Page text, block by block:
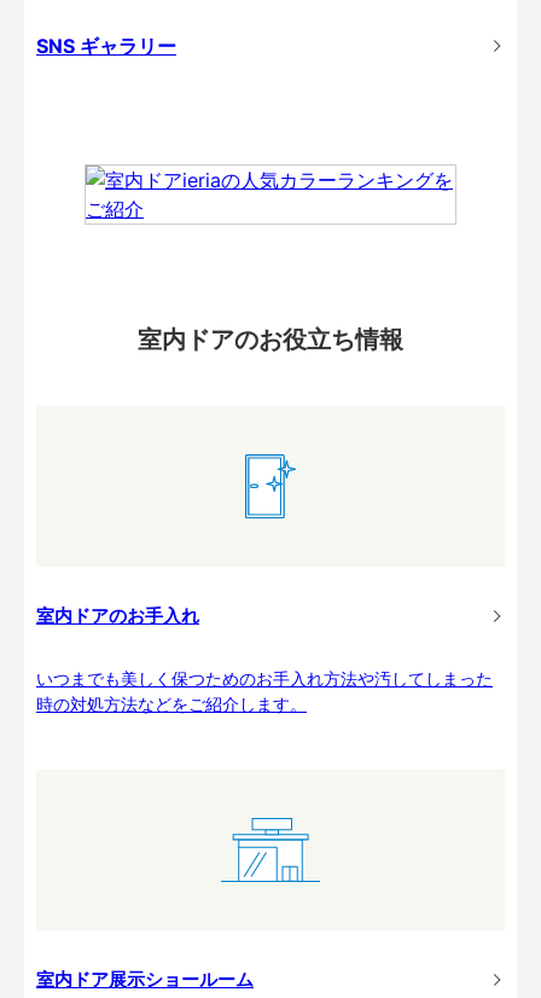
SNS ギャラリー
室内ドアのお役立ち情報
室内ドアのお手入れ
いつまでも美しく保つためのお手入れ方法や汚してしまった
時の対処方法などをご紹介します。
室内ドア展示ショールーム